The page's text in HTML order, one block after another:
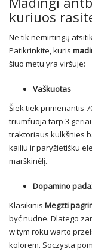
kuriuos
Ne tik nemirtingų
Patikrinkite, kuris
šiuo metu yra viršuje:
Vaškuotas
Šiek tiek primenantis
triumfuoja tarp 3
traktoriaus kulkšnies
kailiu ir paryžietišku
marškinėlį.
Dopamino
Klasikinis Megzti
być nudne. Dlatego
w tym roku warto
kolorem. Soczysta